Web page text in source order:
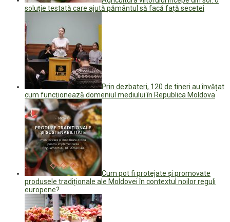
soluție testată care ajută pământul să facă față secetei
Prin dezbateri, 120 de tineri au învățat
cum funcționează domeniul mediului în Republica Moldova
Cum pot fi protejate și promovate
produsele tradiționale ale Moldovei în contextul noilor reguli
europene?